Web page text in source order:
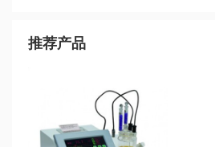
推荐产品